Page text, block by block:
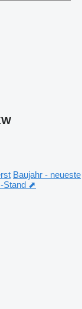
Baujahr - neueste
Stand ⬈